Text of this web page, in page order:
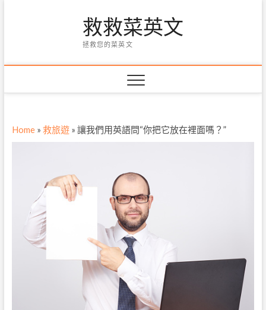
救救菜英文
拯救您的菜英文
Home» 救旅遊» 讓我們用英語問“你把它放在裡面嗎？”